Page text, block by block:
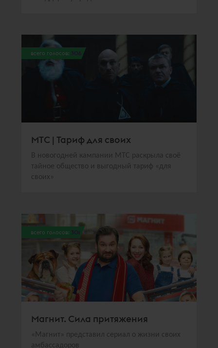
всего голосов: 306
МТС | Тариф для своих
В новогодней кампании МТС раскрыла своё
тайное общество и выгодный тариф «для
своих»
всего голосов: 301
Магнит. Сила притяжения
«Магнит» представил сериал о жизни своих
амбассадоров